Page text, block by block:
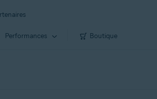
Performances Boutique